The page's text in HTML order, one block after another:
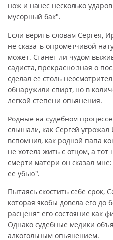
нож и нанес несколько
мусорный бак".
Если верить словам Сергея,
не сказать опрометчивой
может. Станет ли чудом
садиста, прекрасно зная о
сделал ее столь
обнаружили спирт, но в
легкой степени опьянения.
Родные на судебном
слышали, как Сергей
вспомнил, как родной папа
не хотела жить с отцом, а тот
смерти матери он сказал
ее убью".
Пытаясь скостить себе срок,
которая якобы довела его до
расценят его состояние как
Однако судебные медики
алкогольным опьянением.